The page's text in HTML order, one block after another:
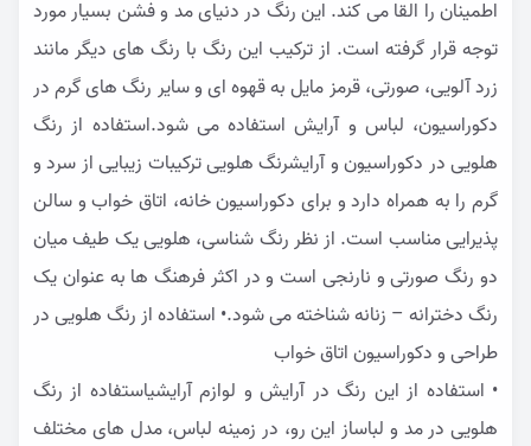
اطمینان را القا می کند. این رنگ در دنیای مد و فشن بسیار مورد
توجه قرار گرفته است. از ترکیب این رنگ با رنگ های دیگر مانند
زرد آلویی، صورتی، قرمز مایل به قهوه ای و سایر رنگ های گرم در
دکوراسیون، لباس و آرایش استفاده می شود.استفاده از رنگ
هلویی در دکوراسیون و آرایشرنگ هلویی ترکیبات زیبایی از سرد و
گرم را به همراه دارد و برای دکوراسیون خانه، اتاق خواب و سالن
پذیرایی مناسب است. از نظر رنگ شناسی، هلویی یک طیف میان
دو رنگ صورتی و نارنجی است و در اکثر فرهنگ ها به عنوان یک
رنگ دخترانه – زنانه شناخته می شود.• استفاده از رنگ هلویی در
طراحی و دکوراسیون اتاق خواب
• استفاده از این رنگ در آرایش و لوازم آرایشیاستفاده از رنگ
هلویی در مد و لباساز این رو، در زمینه لباس، مدل های مختلف